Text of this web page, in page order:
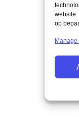
website.
op
Manage